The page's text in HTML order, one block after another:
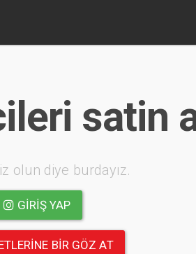
satin
olun diye burdayız.
GIRIŞ YAP
BIR GÖZ AT